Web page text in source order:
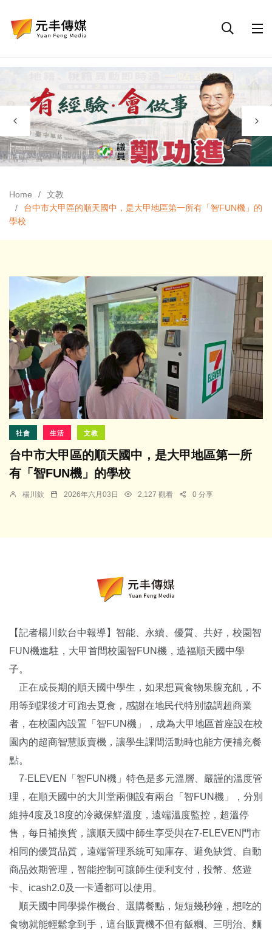
Home
文教
台中市大甲區的順天國中，是大甲地區第一所有「智FUN機」的
學校
社會 生活 文教
台中市大甲區的順天國中，是大甲地區第一所
有「智FUN機」的學校
楊川欽 2026年六月03日 2,127 觀看 0 分享
【記者楊川欽台中報導】智能、永續、優質、共好，校園智
FUN機進駐，大甲首間校園智FUN機，造福順天國中學
子。
正在成長期的順天國中學生，如果想買食物果腹充飢，不
用等到課後才可跑去覓食，感謝在地民代特別協調超商業
者，在校園內設置「智FUN機」，成為大甲地區首座設在校
園內的超商智慧販賣機，讓學生課間活動時也能方便補充餐
點。
7-ELEVEN「智FUN機」特色是多元溫層、嚴謹的溫度管
理，在順天國中的大川堂兩側設有兩台「智FUN機」，分別
維持4度及18度的冷藏保鮮溫度，遠端溫度監控，超溫停
售，每日補換貨，讓順天國中師生享受與在7-ELEVEN門市
相同的優質品質，遠端管理系統可知庫存、避免缺貨、自動
商品效期管理，智能控制可讓師生便利支付，投幣、悠遊
卡、icash2.0及一卡通都可以使用。
順天國中同學操作機台、選購餐點，短短幾秒鐘，想吃的
食物就能輕鬆拿到手，這台販賣機不但有飯糰、三明治、麵